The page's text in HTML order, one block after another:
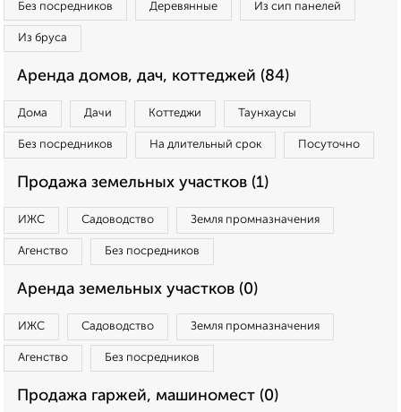
Без посредников Деревянные Из сип панелей
Из бруса
Аренда домов, дач, коттеджей (84)
Дома Дачи Коттеджи Таунхаусы
Без посредников На длительный срок Посуточно
Продажа земельных участков (1)
ИЖС Садоводство Земля промназначения
Агенство Без посредников
Аренда земельных участков (0)
ИЖС Садоводство Земля промназначения
Агенство Без посредников
Продажа гаржей, машиномест (0)